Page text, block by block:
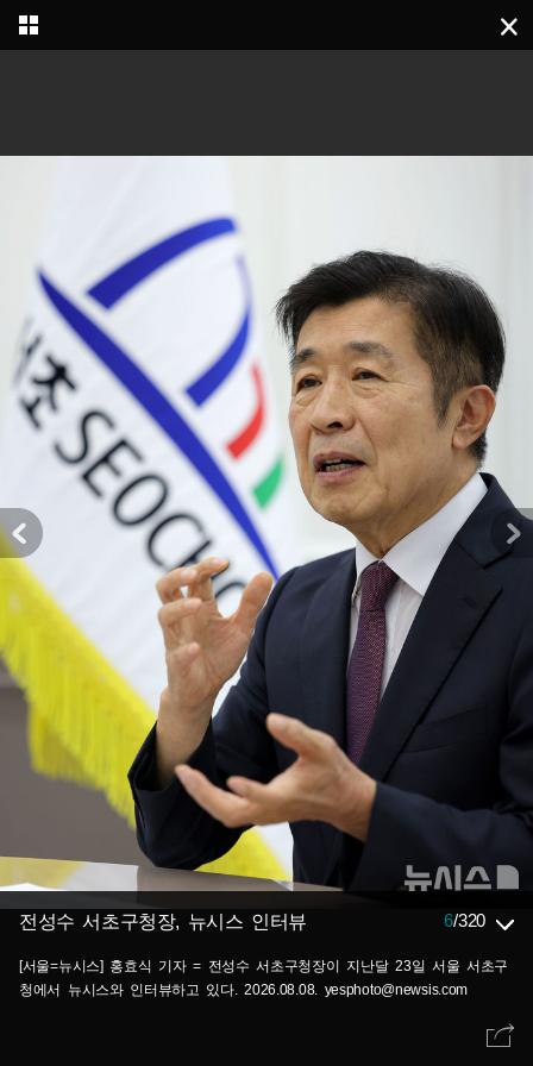
전성수 서초구청장, 뉴시스 인터뷰 6/320
[서울=뉴시스] 홍효식 기자 = 전성수 서초구청장이 지난달 23일 서울 서초구
청에서 뉴시스와 인터뷰하고 있다. 2026.08.08. yesphoto@newsis.com